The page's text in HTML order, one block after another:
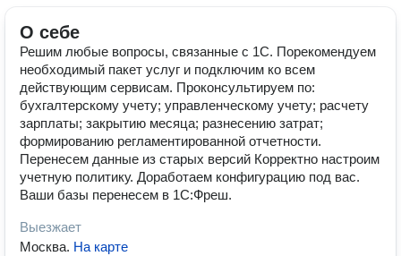
О себе
Решим любые вопросы, связанные с 1С. Порекомендуем
необходимый пакет услуг и подключим ко всем
действующим сервисам. Проконсультируем по:
бухгалтерскому учету; управленческому учету; расчету
зарплаты; закрытию месяца; разнесению затрат;
формированию регламентированной отчетности.
Перенесем данные из старых версий Корректно настроим
учетную политику. Доработаем конфигурацию под вас.
Ваши базы перенесем в 1С:Фреш.
Выезжает
Москва. На карте